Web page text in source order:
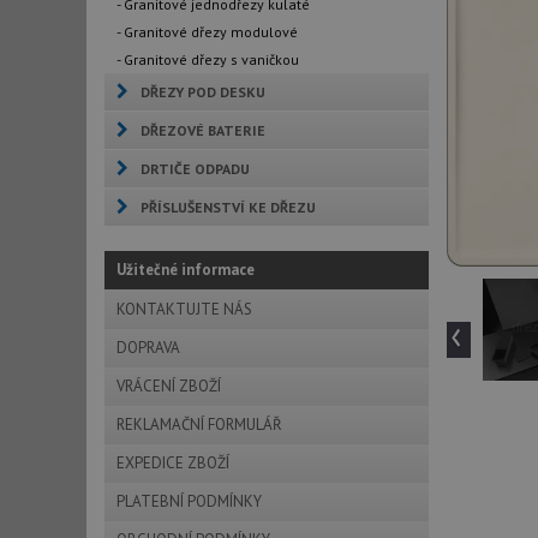
- Granitové jednodřezy kulaté
- Granitové dřezy modulové
- Granitové dřezy s vaničkou
DŘEZY POD DESKU
DŘEZOVÉ BATERIE
DRTIČE ODPADU
PŘÍSLUŠENSTVÍ KE DŘEZU
Užitečné informace
KONTAKTUJTE NÁS
DOPRAVA
VRÁCENÍ ZBOŽÍ
REKLAMAČNÍ FORMULÁŘ
EXPEDICE ZBOŽÍ
PLATEBNÍ PODMÍNKY
‹